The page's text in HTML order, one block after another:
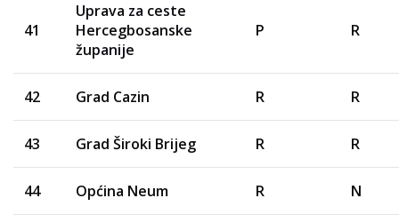
41
Uprava za ceste
Hercegbosanske
županije
P R
42 Grad Cazin R R
43 Grad Široki Brijeg R R
44 Općina Neum R N